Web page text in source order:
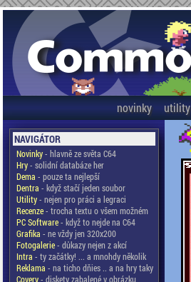
novinky utility
NAVIGÁTOR
Novinky- hlavně ze světa C64
Hry- solidní databáze her
Dema - pouze ta nejlepší
Dentra - když stačí jeden soubor
Utility- nejen pro práci a legraci
Recenze- trocha textu o všem možném
PC Software- když to nejde na C64
Grafika - ne vždy jen 320x200
Fotogalerie- důkazy nejen z akcí
Intra - ty začátky! ... a mnohdy několik
Reklama - na ticho dňies .. a na hry taky
Covery- diskety zabalené v obrázku